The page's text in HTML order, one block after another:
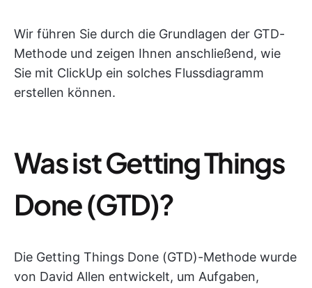
Wir führen Sie durch die Grundlagen der GTD-
Methode und zeigen Ihnen anschließend, wie
Sie mit ClickUp ein solches Flussdiagramm
erstellen können.
Was ist Getting Things
Done (GTD)?
Die Getting Things Done (GTD)-Methode wurde
von David Allen entwickelt, um Aufgaben,